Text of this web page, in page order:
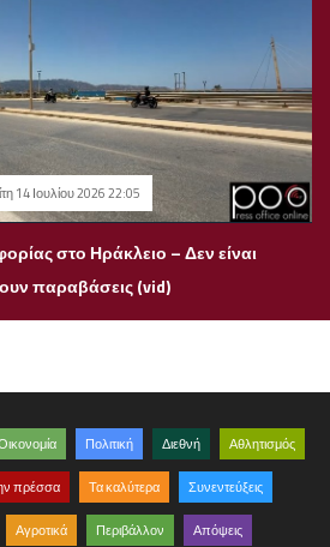
14 Ιουλίου 2026 22:05
στο Ηράκλειο – Δεν είναι
παραβάσεις (vid)
Πολιτική Διεθνή Αθλητισμός
πρέσσα Τα καλύτερα Συνεντεύξεις
Αγροτικά Περιβάλλον Απόψεις